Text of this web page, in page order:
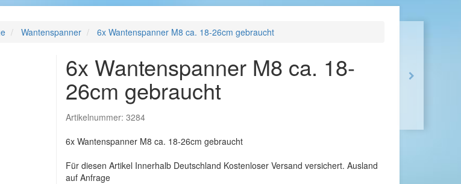
Wantenspanner 6x Wantenspanner M8 ca. 18-26cm gebraucht
6x Wantenspanner M8 ca. 18-
26cm gebraucht
Artikelnummer: 3284
6x Wantenspanner M8 ca. 18-26cm gebraucht
Für diesen Artikel Innerhalb Deutschland Kostenloser Versand versichert. Ausland
auf Anfrage